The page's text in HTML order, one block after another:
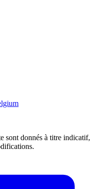
sont donnés à titre indicatif,